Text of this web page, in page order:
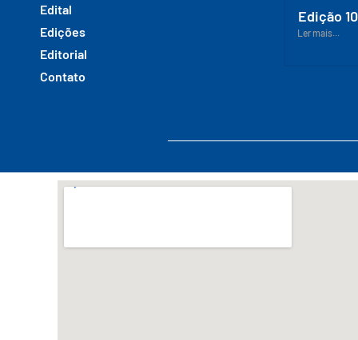
Edital
Edições
Editorial
Contato
Edição
Ler mais...